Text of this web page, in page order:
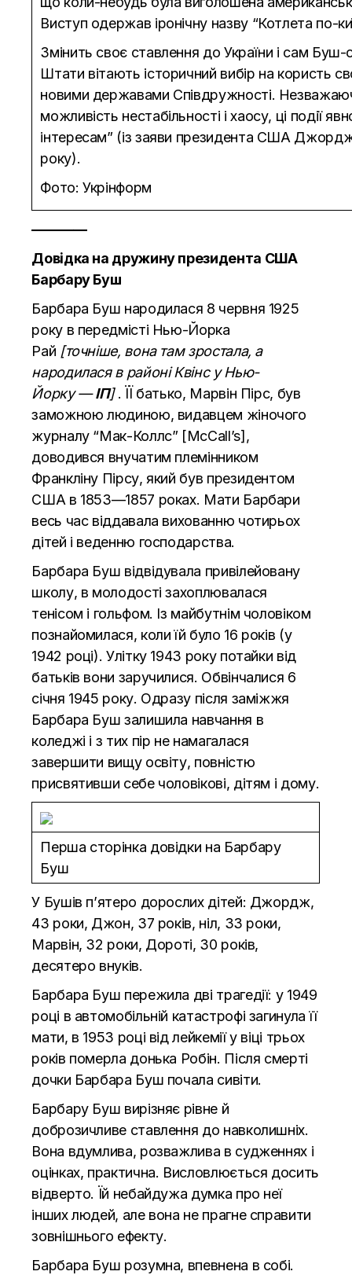
Виступ одержав іронічну назву “Котлета по-
Змінить своє ставлення до України і сам
Штати вітають історичний вибір на користь
новими державами Співдружності.
можливість нестабільності і хаосу, ці події
інтересам” (із заяви президента США
року).
Фото: Укрінформ
————
Довідка на дружину президента США
Барбару Буш
Барбара Буш народилася 8 червня 1925
року в передмісті Нью-Йорка
Рай [точніше, вона там зростала, а
народилася в районі Квінс у Нью-
Йорку —ІП]. ЇЇ батько, Марвін Пірс, був
заможною людиною, видавцем жіночого
журналу “Мак-Коллс” [McCall’s],
доводився внучатим племінником
Франкліну Пірсу, який був президентом
США в 1853—1857 роках. Мати Барбари
весь час віддавала вихованню чотирьох
дітей і веденню господарства.
Барбара Буш відвідувала привілейовану
школу, в молодості захоплювалася
тенісом і гольфом. Із майбутнім чоловіком
познайомилася, коли їй було 16 років (у
1942 році). Улітку 1943 року потайки від
батьків вони заручилися. Обвінчалися 6
січня 1945 року. Одразу після заміжжя
Барбара Буш залишила навчання в
коледжі і з тих пір не намагалася
завершити вищу освіту, повністю
присвятивши себе чоловікові, дітям і дому.
Перша сторінка довідки на Барбару
Буш
У Бушів п’ятеро дорослих дітей: Джордж,
43 роки, Джон, 37 років, ніл, 33 роки,
Марвін, 32 роки, Дороті, 30 років,
десятеро внуків.
Барбара Буш пережила дві трагедії: у 1949
році в автомобільній катастрофі загинула її
мати, в 1953 році від лейкемії у віці трьох
років померла донька Робін. Після смерті
дочки Барбара Буш почала сивіти.
Барбару Буш вирізняє рівне й
доброзичливе ставлення до навколишніх.
Вона вдумлива, розважлива в судженнях і
оцінках, практична. Висловлюється досить
відверто. Їй небайдужа думка про неї
інших людей, але вона не прагне справити
зовнішнього ефекту.
Барбара Буш розумна, впевнена в собі.